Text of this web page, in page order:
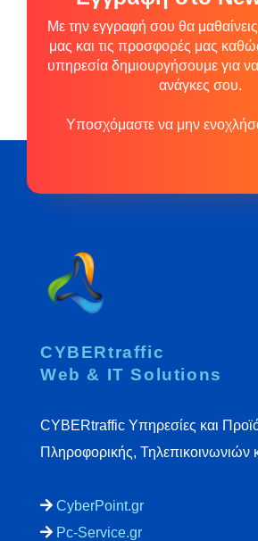
Με την εγγραφή σου θα
μας και τις προσφορές μας
υπηρεσία δημιουργήσουμε για
ανάγκες σου.
Υποσχόμαστε να μην
CYBERtraffic
Web & IT Solutions
CYBERtraffic Υπηρεσίες και
Πληροφορικής, Τηλεπικοινωνιών
CyberPoint.gr
Pc-Service.gr